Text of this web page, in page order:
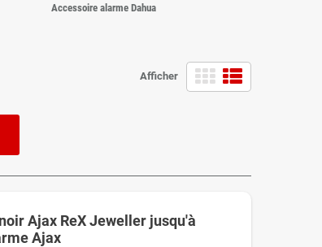
Accessoire alarme Dahua
Afficher
Ajax ReX Jeweller jusqu'à
Ajax